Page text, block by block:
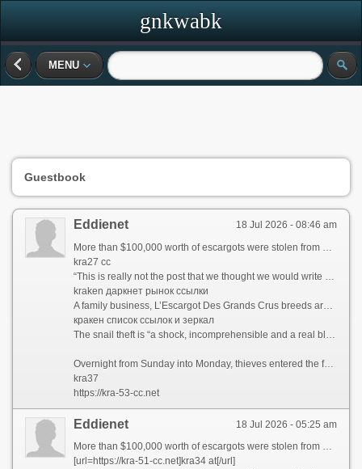
gnkwabk
MENU
Guestbook
18 Jul 2026 - 08:46 am
Eddienet
kra27 cc
“This is really not the post that we thought we would write approaching the holidays,” L’Escargot Des Grands Crus wrote in a post on Facebook Tuesday. “We were victims of a burglary and our stock of fresh and frozen snails was stolen.”
kraken даркнет рынок ссылки
A family business, L’Escargot Des Grands Crus breeds around 350,000 snails annually, preparing the escargots “with the greatest care,” according to its website.
кракен список ссылок и зеркал
The snail theft is “a shock, incomprehensible and a real blow for all of the team,” the farm, which is based in Bouzy, northeastern France, said on Facebook.
Overnight from Sunday into Monday, thieves entered the farm undetected and broke into the buildings housing the snails, French public broadcaster France Info reported. Th
kra37
https://kra-53-cc.net
18 Jul 2026 - 05:25 am
Eddienet
More than $100,000 worth of escargots were stolen from a French snail farmer earlier this week, French media reported, leaving the supplier scrambling to replenish its stock in time for the holiday season.
[url=https://kra-51-cc.net]kra34 at[/url]